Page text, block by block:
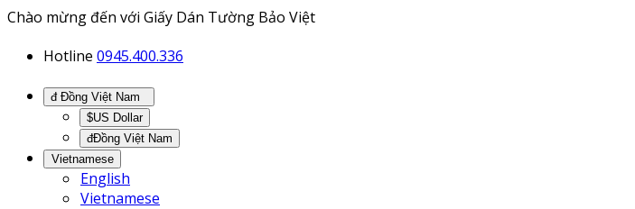
Chào mừng đến với Giấy Dán Tường Bảo Việt
Hotline 0945.400.336
$US Dollar
đĐồng Việt Nam
Vietnamese
English
Vietnamese